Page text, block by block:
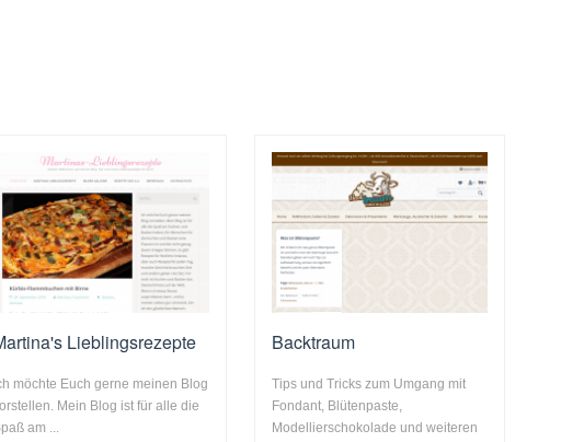
Lieblingsrezepte
möchte Euch gerne meinen Blog
Mein Blog ist für alle die
am ...
Backtraum
Tips und Tricks zum Umgang mit
Fondant, Blütenpaste,
Modellierschokolade und weiteren